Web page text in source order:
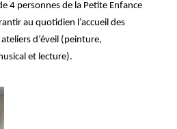
4 personnes de la Petite Enfance
au quotidien l’accueil des
d’éveil (peinture,
et lecture).